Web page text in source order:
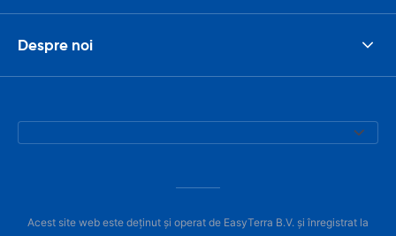
Despre noi
Acest site web este deținut și operat de EasyTerra B.V. și înregistrat la